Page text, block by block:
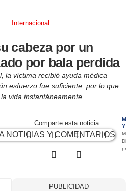
Internacional
cabeza por un
por bala perdida
la víctima recibió ayuda médica
esfuerzo fue suficiente, por lo que
vida instantáneamente.
Comparte esta noticia
PUBLICIDAD